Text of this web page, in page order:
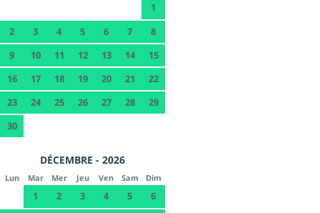
1
2
3 4 5 6 7
8
9
10 11 12 13 14
15
16
17 18 19 20 21
22
23
24 25 26 27 28
29
30
DÉCEMBRE - 2026
Lun Mar Mer Jeu Ven Sam Dim
1 2 3 4 5
6